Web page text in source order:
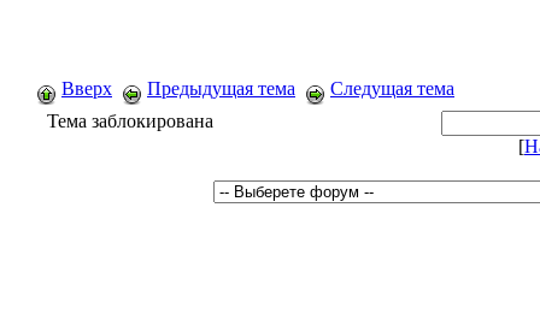
Вверх Предыдущая тема
Следущая тема
Тема заблокирована
[